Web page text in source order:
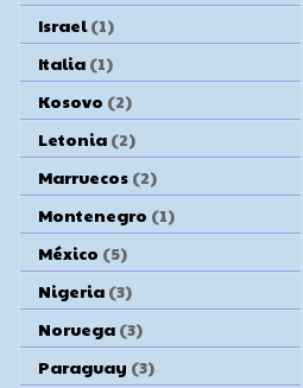
Israel (1)
Italia (1)
Kosovo (2)
Letonia (2)
Marruecos (2)
Montenegro (1)
México (5)
Nigeria (3)
Noruega (3)
Paraguay (3)